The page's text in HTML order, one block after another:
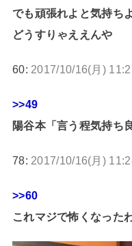
でも頑張れよと気持ち
どうすりゃええんや
60: 2017/10/16(月)
>>49
陽谷本「言う程気持ち
78: 2017/10/16(月)
>>60
これマジで怖くなった